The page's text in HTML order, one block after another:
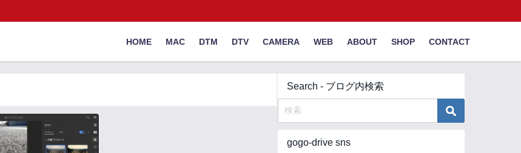
HOME MAC DTM DTV CAMERA WEB ABOUT SHOP CONTACT
Search - ブログ内検索
gogo-drive sns